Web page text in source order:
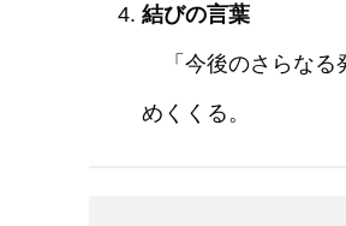
結びの言葉
「今後のさらなる
めくくる。